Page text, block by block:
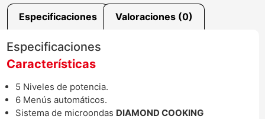
Especificaciones Valoraciones (0)
Especificaciones
Características
5 Niveles de potencia.
6 Menús automáticos.
Sistema de microondas DIAMOND COOKING